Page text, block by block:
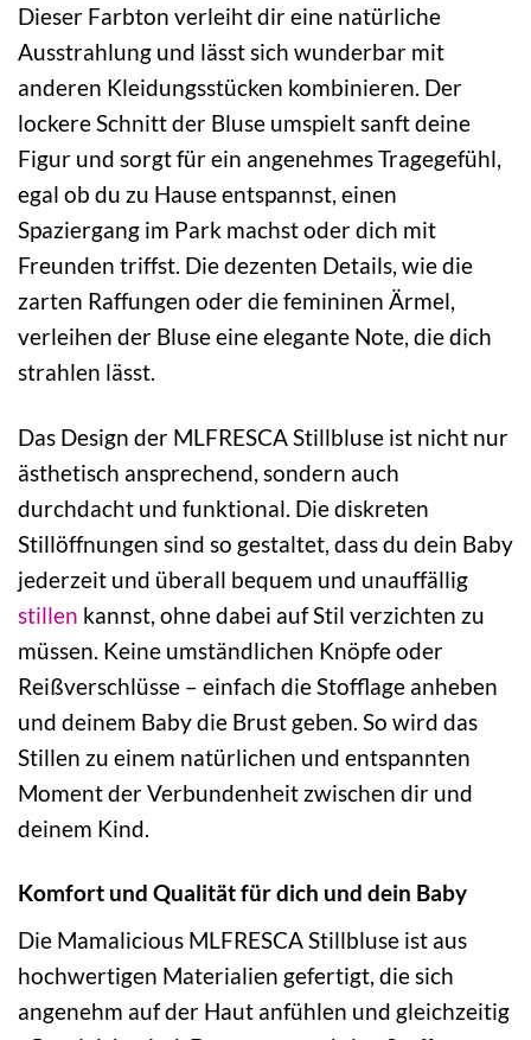
Dieser Farbton verleiht dir eine natürliche
Ausstrahlung und lässt sich wunderbar mit
anderen Kleidungsstücken kombinieren. Der
lockere Schnitt der Bluse umspielt sanft deine
Figur und sorgt für ein angenehmes Tragegefühl,
egal ob du zu Hause entspannst, einen
Spaziergang im Park machst oder dich mit
Freunden triffst. Die dezenten Details, wie die
zarten Raffungen oder die femininen Ärmel,
verleihen der Bluse eine elegante Note, die dich
strahlen lässt.
Das Design der MLFRESCA Stillbluse ist nicht nur
ästhetisch ansprechend, sondern auch
durchdacht und funktional. Die diskreten
Stillöffnungen sind so gestaltet, dass du dein Baby
jederzeit und überall bequem und unauffällig
stillen kannst, ohne dabei auf Stil verzichten zu
müssen. Keine umständlichen Knöpfe oder
Reißverschlüsse – einfach die Stofflage anheben
und deinem Baby die Brust geben. So wird das
Stillen zu einem natürlichen und entspannten
Moment der Verbundenheit zwischen dir und
deinem Kind.
Komfort und Qualität für dich und dein Baby
Die Mamalicious MLFRESCA Stillbluse ist aus
hochwertigen Materialien gefertigt, die sich
angenehm auf der Haut anfühlen und gleichzeitig